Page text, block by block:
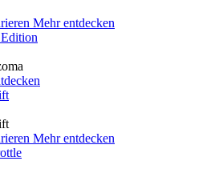
Mehr entdecken
Mehr entdecken